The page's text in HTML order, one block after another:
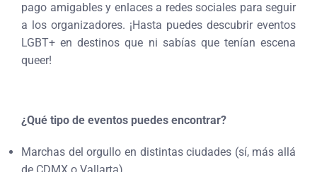
pago amigables y enlaces a redes sociales para seguir
a los organizadores. ¡Hasta puedes descubrir eventos
LGBT+ en destinos que ni sabías que tenían escena
queer!
¿Qué tipo de eventos puedes encontrar?
Marchas del orgullo en distintas ciudades (sí, más allá